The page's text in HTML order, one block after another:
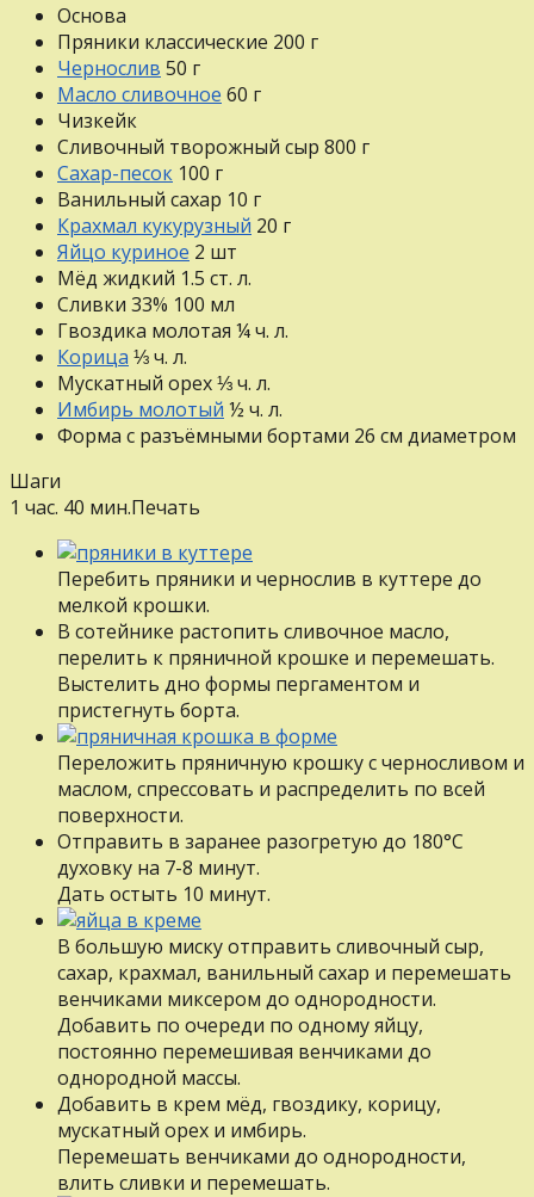
Основа
Пряники классические 200 г
Чернослив 50 г
Масло сливочное 60 г
Чизкейк
Сливочный творожный сыр 800 г
Сахар-песок 100 г
Ванильный сахар 10 г
Крахмал кукурузный 20 г
Яйцо куриное 2 шт
Мёд жидкий 1.5 ст. л.
Сливки 33% 100 мл
Гвоздика молотая ¼ч. л.
Корица ⅓ч. л.
Мускатный орех⅓ч. л.
Имбирь молотый ½ ч. л.
Форма с разъёмными бортами 26 см диаметром
Шаги
1 час. 40 мин.Печать
Перебить пряники и чернослив в куттере до
мелкой крошки.
В сотейнике растопить сливочное масло,
перелить к пряничной крошке и перемешать.
Выстелить дно формы пергаментом и
пристегнуть борта.
Переложить пряничную крошку с черносливом и
маслом, спрессовать и распределить по всей
поверхности.
Отправить в заранее разогретую до 180°С
духовку на 7-8 минут.
Дать остыть 10 минут.
В большую миску отправить сливочный сыр,
сахар, крахмал, ванильный сахар и перемешать
венчиками миксером до однородности.
Добавить по очереди по одному яйцу,
постоянно перемешивая венчиками до
однородной массы.
Добавить в крем мёд, гвоздику, корицу,
мускатный орех и имбирь.
Перемешать венчиками до однородности,
влить сливки и перемешать.